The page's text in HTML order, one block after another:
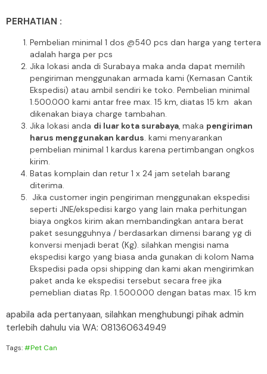
PERHATIAN :
Pembelian minimal 1 dos @540 pcs dan harga yang tertera
adalah harga per pcs
Jika lokasi anda di Surabaya maka anda dapat memilih
pengiriman menggunakan armada kami (Kemasan Cantik
Ekspedisi) atau ambil sendiri ke toko. Pembelian minimal
1.500.000 kami antar free max. 15 km, diatas 15 km akan
dikenakan biaya charge tambahan.
Jika lokasi anda di luar kota surabaya, maka pengiriman
harus menggunakan kardus. kami menyarankan
pembelian minimal 1 kardus karena pertimbangan ongkos
kirim.
Batas komplain dan retur 1 x 24 jam setelah barang
diterima.
Jika customer ingin pengiriman menggunakan ekspedisi
seperti JNE/ekspedisi kargo yang lain maka perhitungan
biaya ongkos kirim akan membandingkan antara berat
paket sesungguhnya / berdasarkan dimensi barang yg di
konversi menjadi berat (Kg). silahkan mengisi nama
ekspedisi kargo yang biasa anda gunakan di kolom Nama
Ekspedisi pada opsi shipping dan kami akan mengirimkan
paket anda ke ekspedisi tersebut secara free jika
pemeblian diatas Rp. 1.500.000 dengan batas max. 15 km
apabila ada pertanyaan, silahkan menghubungi pihak admin
terlebih dahulu via WA: 081360634949
Tags:#Pet Can